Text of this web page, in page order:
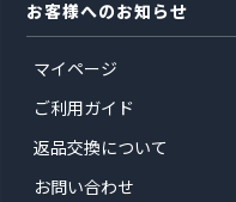
お客様へのお知らせ
マイページ
ご利用ガイド
返品交換について
お問い合わせ